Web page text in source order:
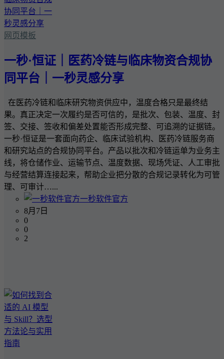
网页模板
一秒·恒证｜医药冷链与临床物资合规协
同平台｜一秒灵感分享
在医药冷链和临床研究物资供应中，温度合格只是最终结
果。真正决定一次履约是否可信的，是批次、包装、温度、封
签、交接、签收和偏差处置能否形成完整、可追溯的证据链。
一秒·恒证是一套面向药企、临床试验机构、医药冷链服务商
和研究站点的合规协同平台。产品以批次和冷链运单为业务主
线，将仓储作业、运输节点、温度数据、现场凭证、人工审批
与经营结算连接起来，帮助企业把分散的合规记录转化为可管
理、可审计…...
一秒软件官方
8月7日
0
0
2